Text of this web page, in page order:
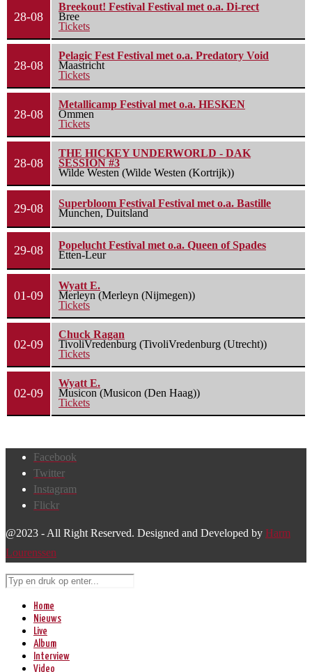
28-08
Breekout! Festival Festival met o.a. Di-rect
Bree
Tickets
28-08
Pelagic Fest Festival met o.a. Predatory Void
Maastricht
Tickets
28-08
Metallicamp Festival met o.a. HESKEN
Ommen
Tickets
28-08
THE HICKEY UNDERWORLD - DAK
SESSION #3
Wilde Westen (Wilde Westen (Kortrijk))
29-08
Superbloom Festival Festival met o.a. Bastille
Munchen, Duitsland
29-08
Popelucht Festival met o.a. Queen of Spades
Etten-Leur
01-09
Wyatt E.
Merleyn (Merleyn (Nijmegen))
Tickets
02-09
Chuck Ragan
TivoliVredenburg (TivoliVredenburg (Utrecht))
Tickets
02-09
Wyatt E.
Musicon (Musicon (Den Haag))
Tickets
Facebook
Twitter
Instagram
Flickr
@2023 - All Right Reserved. Designed and Developed by Harm
Lourenssen
Home
Nieuws
Live
Album
Interview
Video